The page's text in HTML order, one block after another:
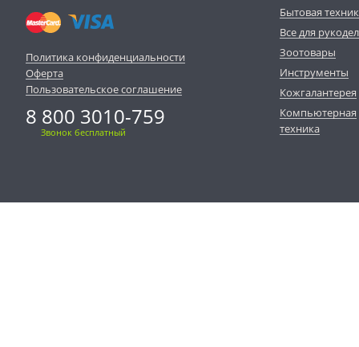
Политика конфиденциальности
Оферта
Пользовательское соглашение
8 800 3010-759
Звонок бесплатный
Бытовая
Все для
Зоотовары
Инструменты
Кожгалантерея
Компьютерная
техника